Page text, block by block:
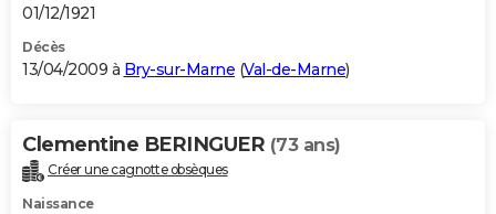
01/12/1921
Décès
13/04/2009 à Bry-sur-Marne (Val-de-Marne)
Clementine BERINGUER (73 ans)
Créer une cagnotte obsèques
Naissance